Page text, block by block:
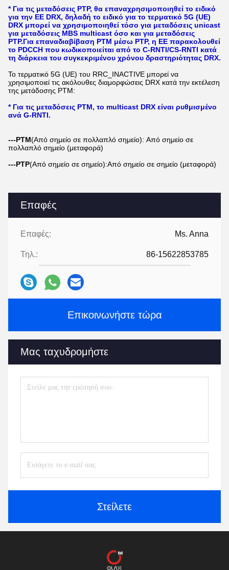
Επαφές
Επαφές: Ms. Anna
Τηλ.: 86-15622853785
Επικοινωνήστε τώρα
Μας ταχυδρομήστε
Στείλετε
* Για τις μεταδόσεις PTP, θα επαναχρησιμοποιηθεί το ειδικό
για την ΕΕ DRX, δηλαδή το ειδικό για το τερματικό 5G (UE)
DRX μπορεί να χρησιμοποιηθεί τόσο για μεταδόσεις unicast
για μεταδόσεις MBS multicast όσο και για μεταδόσεις
PTP.Για επαναδιαβίβαση PTM μέσω PTP, η ΕΕ παρακολουθεί
το PDCCH που κωδικοποιείται από το C-RNTI/CS-RNTI κατά
τη διάρκεια του συγκεκριμένου χρόνου δραστηριότητας DRX.
Το τερματικό 5G (UE) του RRC_INACTIVE μπορεί να
χρησιμοποιεί τις ακόλουθες διαμορφώσεις DRX κατά την εκτέλεση
της μετάδοσης PTM:
* Για τις μεταδόσεις PTM, το multicast DRX είναι ρυθμισμένο
ανά G-RNTI.
---PTM(Από σημείο σε πολλαπλό σημείο): Από σημείο σε
πολλαπλό σημείο (μεταφορά)
---PTP(Από σημείο σε σημείο):Από σημείο σε σημείο (μεταφορά)